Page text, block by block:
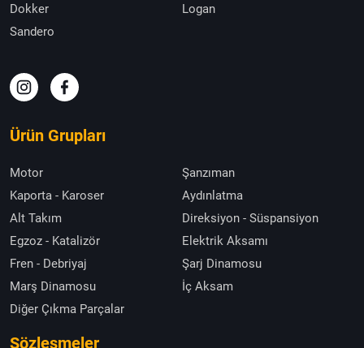
Dokker
Logan
Sandero
Ürün Grupları
Motor
Şanzıman
Kaporta - Karoser
Aydınlatma
Alt Takım
Direksiyon - Süspansiyon
Egzoz - Katalizör
Elektrik Aksamı
Fren - Debriyaj
Şarj Dinamosu
Marş Dinamosu
İç Aksam
Diğer Çıkma Parçalar
Sözleşmeler